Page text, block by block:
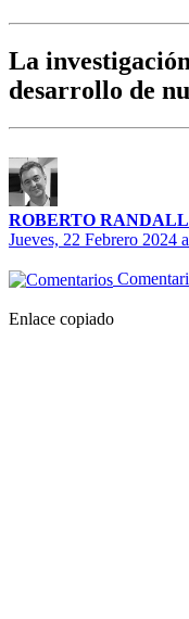
La
desarrollo de
ROBERTO RANDALL
Jueves, 22 Febrero 2024
Enlace copiado